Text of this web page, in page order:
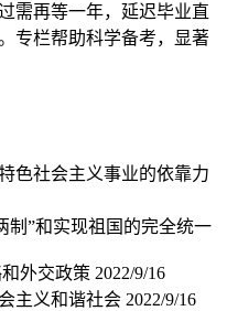
需再等一年，延迟毕业直
专栏帮助科学备考，显著
色社会主义事业的依靠力
制”和实现祖国的完全统一
外交政策 2022/9/16
主义和谐社会 2022/9/16